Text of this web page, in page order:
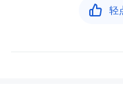
 轻